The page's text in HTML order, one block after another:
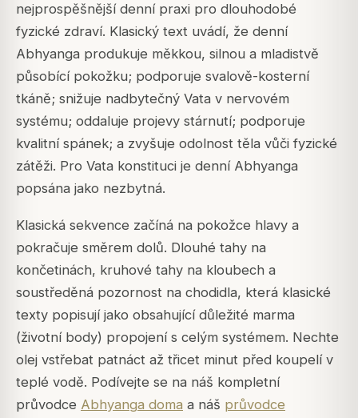
nejprospěšnější denní praxi pro dlouhodobé
fyzické zdraví. Klasický text uvádí, že denní
Abhyanga produkuje měkkou, silnou a mladistvě
působící pokožku; podporuje svalově-kosterní
tkáně; snižuje nadbytečný Vata v nervovém
systému; oddaluje projevy stárnutí; podporuje
kvalitní spánek; a zvyšuje odolnost těla vůči fyzické
zátěži. Pro Vata konstituci je denní Abhyanga
popsána jako nezbytná.
Klasická sekvence začíná na pokožce hlavy a
pokračuje směrem dolů. Dlouhé tahy na
končetinách, kruhové tahy na kloubech a
soustředěná pozornost na chodidla, která klasické
texty popisují jako obsahující důležité marma
(životní body) propojení s celým systémem. Nechte
olej vstřebat patnáct až třicet minut před koupelí v
teplé vodě. Podívejte se na náš kompletní
průvodce Abhyanga doma a náš průvodce